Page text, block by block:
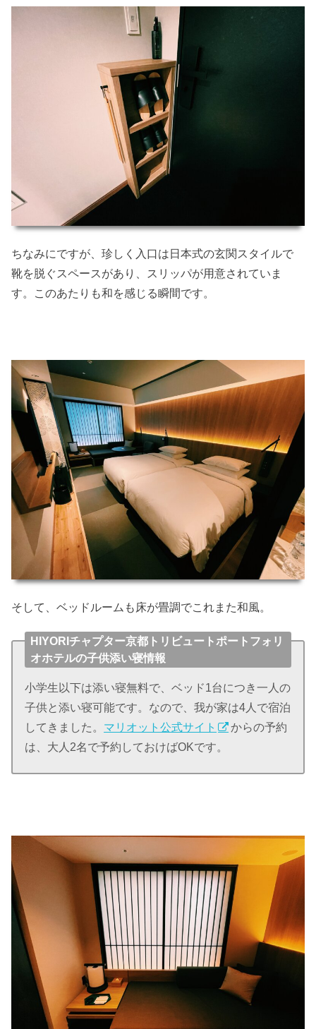
ちなみにですが、珍しく入口は日本式の玄関スタイルで
靴を脱ぐスペースがあり、スリッパが用意されていま
す。このあたりも和を感じる瞬間です。
そして、ベッドルームも床が畳調でこれまた和風。
HIYORIチャプター京都トリビュートポートフォリ
オホテルの子供添い寝情報
小学生以下は添い寝無料で、ベッド1台につき一人の
子供と添い寝可能です。なので、我が家は4人で宿泊
してきました。 マリオット公式サイト
からの予約
は、大人2名で予約しておけばOKです。